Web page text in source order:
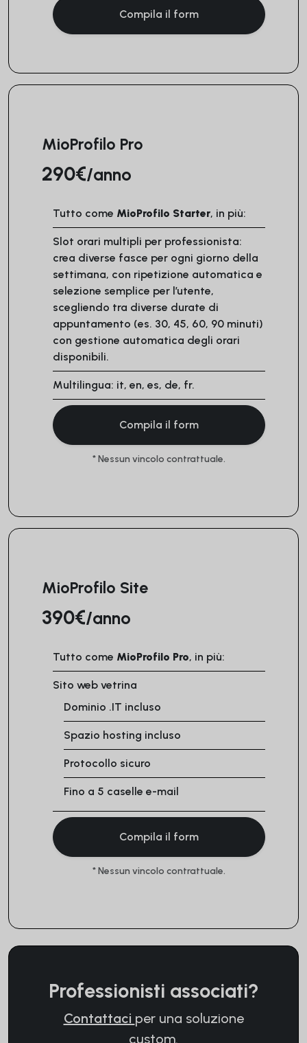
Compila il form
MioProfilo Pro
290€/anno
Tutto come MioProfilo Starter, in più:
Slot orari multipli per professionista:
crea diverse fasce per ogni giorno della
settimana, con ripetizione automatica e
selezione semplice per l’utente,
scegliendo tra diverse durate di
appuntamento (es. 30, 45, 60, 90 minuti)
con gestione automatica degli orari
disponibili.
Multilingua: it, en, es, de, fr.
Compila il form
* Nessun vincolo contrattuale.
MioProfilo Site
390€/anno
Tutto come MioProfilo Pro, in più:
Sito web vetrina
Dominio .IT incluso
Spazio hosting incluso
Protocollo sicuro
Fino a 5 caselle e-mail
Compila il form
* Nessun vincolo contrattuale.
Professionisti associati?
Contattaci per una soluzione
custom.